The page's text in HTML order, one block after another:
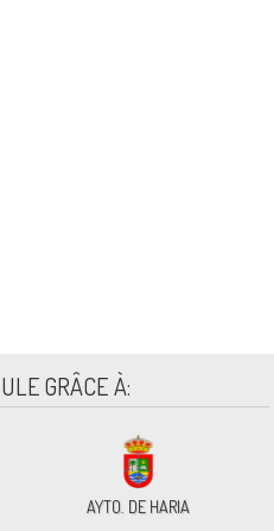
GRÂCE À:
AYTO. DE HARIA